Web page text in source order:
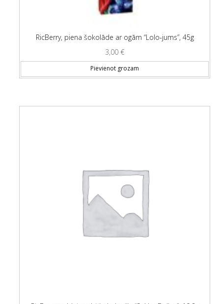
RicBerry, piena šokolāde ar ogām “Lolo-jums”, 45g
3,00 €
Pievienot grozam